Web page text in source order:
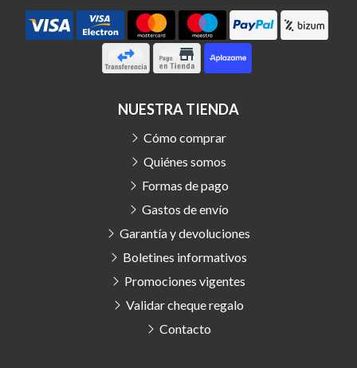
NUESTRA TIENDA
Cómo comprar
Quiénes somos
Formas de pago
Gastos de envío
Garantía y devoluciones
Boletines informativos
Promociones vigentes
Validar cheque regalo
Contacto